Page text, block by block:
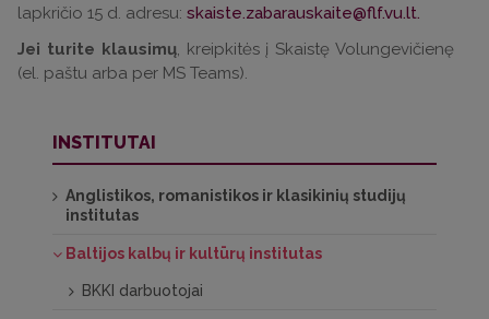
lapkričio 15 d. adresu: skaiste.zabarauskaite@flf.vu.lt.
Jei turite klausimų, kreipkitės į Skaistę Volungevičienę
(el. paštu arba per MS Teams).
INSTITUTAI
Anglistikos, romanistikos ir klasikinių studijų
institutas
Baltijos kalbų ir kultūrų institutas
BKKI darbuotojai